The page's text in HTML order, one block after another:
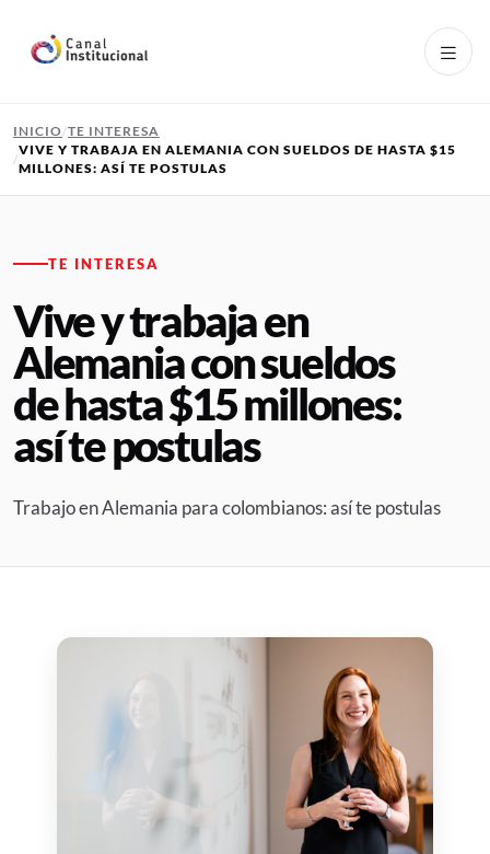
INICIO TE INTERESA
VIVE Y TRABAJA EN ALEMANIA CON SUELDOS DE HASTA $15
MILLONES: ASÍ TE POSTULAS
TE INTERESA
Vive y trabaja en
Alemania con sueldos
de hasta $15 millones:
así te postulas
Trabajo en Alemania para colombianos: así te postulas